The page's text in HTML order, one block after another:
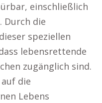
einschließlich
Durch die
speziellen
lebensrettende
zugänglich sind.
die
Lebens